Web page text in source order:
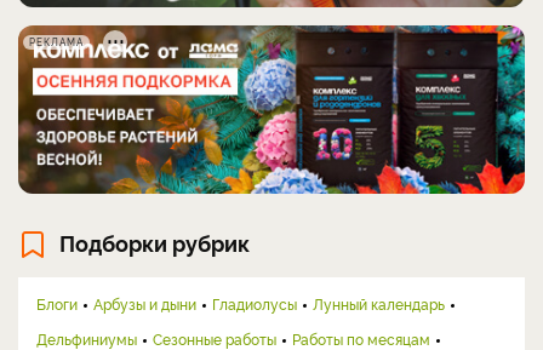
РЕКЛАМА
Подборки рубрик
Блоги Арбузы и дыни Гладиолусы
Лунный календарь
Дельфиниумы
Сезонные работы
Работы по месяцам